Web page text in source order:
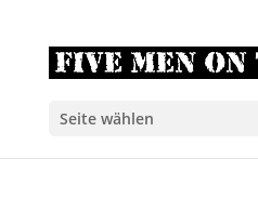
Seite wählen